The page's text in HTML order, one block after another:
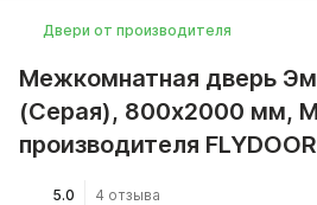
Двери от производителя
Межкомнатная дверь
(Серая), 800x2000 мм,
производителя
5.0 4 отзыва